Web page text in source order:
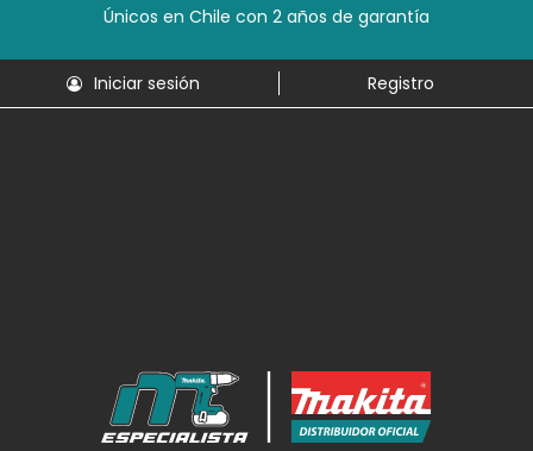
Únicos en Chile con 2 años de garantía
Iniciar sesión Registro